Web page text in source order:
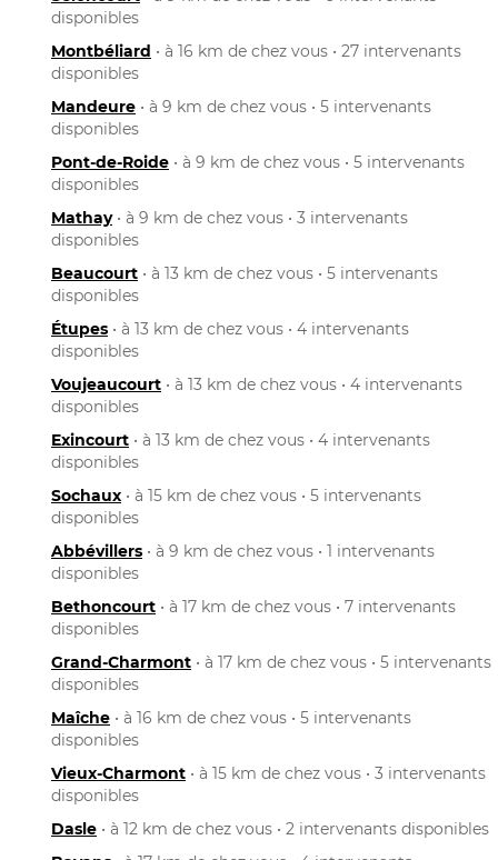
disponibles
Montbéliard • à 16 km de chez vous • 27 intervenants
disponibles
Mandeure • à 9 km de chez vous • 5 intervenants
disponibles
Pont-de-Roide • à 9 km de chez vous • 5 intervenants
disponibles
Mathay• à 9 km de chez vous • 3 intervenants
disponibles
Beaucourt • à 13 km de chez vous • 5 intervenants
disponibles
Étupes • à 13 km de chez vous • 4 intervenants
disponibles
Voujeaucourt • à 13 km de chez vous • 4 intervenants
disponibles
Exincourt • à 13 km de chez vous • 4 intervenants
disponibles
Sochaux • à 15 km de chez vous • 5 intervenants
disponibles
Abbévillers • à 9 km de chez vous • 1 intervenants
disponibles
Bethoncourt • à 17 km de chez vous • 7 intervenants
disponibles
Grand-Charmont • à 17 km de chez vous • 5 intervenants
disponibles
Maîche • à 16 km de chez vous • 5 intervenants
disponibles
Vieux-Charmont • à 15 km de chez vous • 3 intervenants
disponibles
Dasle • à 12 km de chez vous • 2 intervenants disponibles